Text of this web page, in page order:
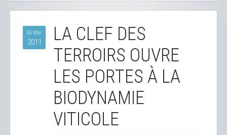
09 Mai
2011
LA CLEF DES
TERROIRS OUVRE
LES PORTES À LA
BIODYNAMIE
VITICOLE